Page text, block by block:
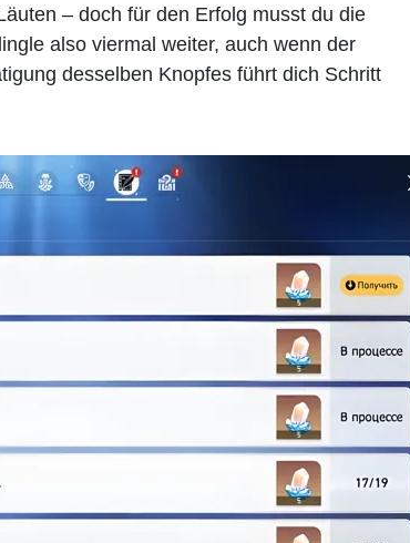
– doch für den Erfolg musst du die
also viermal weiter, auch wenn der
desselben Knopfes führt dich Schritt